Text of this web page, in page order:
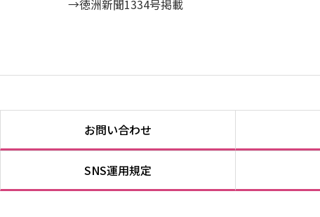
→徳洲新聞1334号掲載
お問い合わせ
SNS運用規定